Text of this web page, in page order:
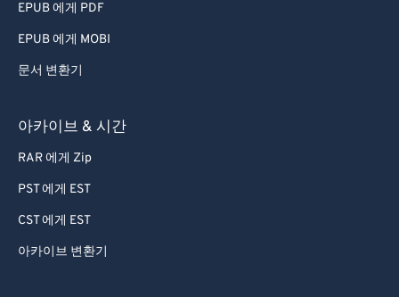
EPUB 에게 PDF
EPUB 에게 MOBI
문서 변환기
아카이브 & 시간
RAR 에게 Zip
PST 에게 EST
CST 에게 EST
아카이브 변환기